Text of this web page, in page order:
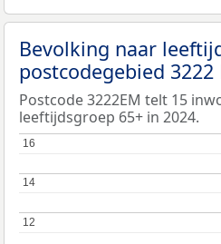
Bevolking naar
postcodegebied 3222
Postcode 3222EM telt 15
leeftijdsgroep 65+ in 2024.
12
12
14
14
16
16